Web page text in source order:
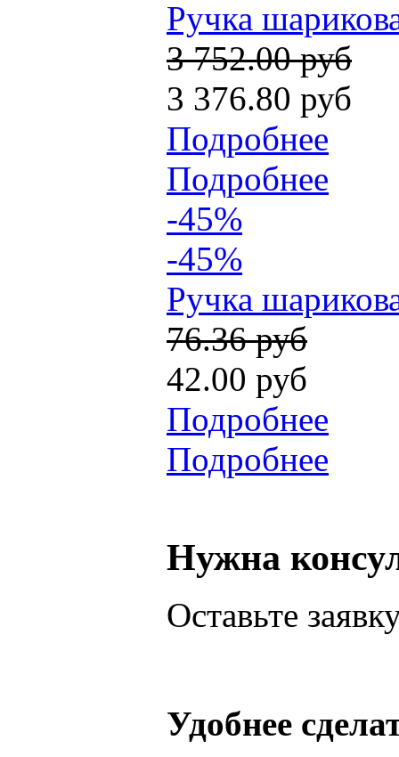
Ручка
3 752.00 руб
3 376.80 руб
Подробнее
Подробнее
-45%
-45%
Ручка
76.36 руб
42.00 руб
Подробнее
Подробнее
Нужна
Оставьте
Удобнее